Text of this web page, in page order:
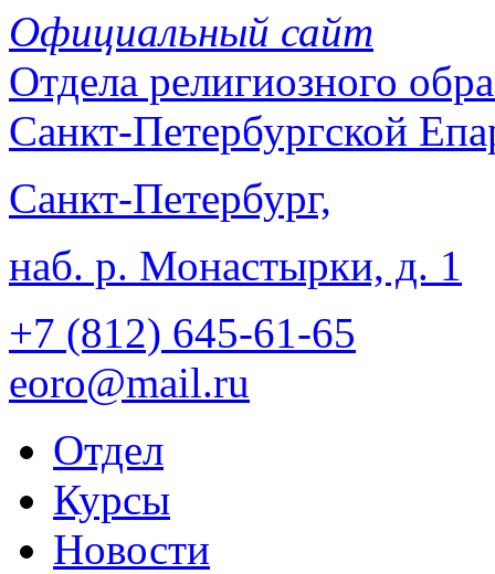
Официальный сайт
Отдела религиозного
Санкт-Петербургской
Санкт-Петербург,
наб. р. Монастырки, д. 1
+7 (812) 645-61-65
eoro@mail.ru
Отдел
Курсы
Новости